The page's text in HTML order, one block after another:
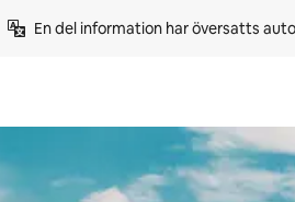
En del information har översatts